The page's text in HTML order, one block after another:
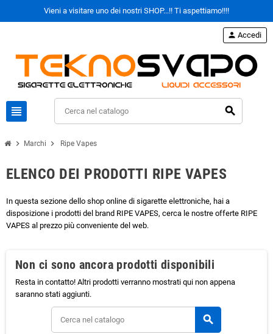
Vieni a visitare uno dei nostri SHOP...!! Ti aspettiamo!!!!
view_headline search
person Accedi
chevron_right Marchi chevron_right Ripe Vapes
ELENCO DEI PRODOTTI RIPE VAPES
In questa sezione dello shop online di sigarette elettroniche, hai a
disposizione i prodotti del brand RIPE VAPES, cerca le nostre offerte RIPE
VAPES al prezzo più conveniente del web.
Non ci sono ancora prodotti disponibili
Resta in contatto! Altri prodotti verranno mostrati qui non appena
saranno stati aggiunti.
search